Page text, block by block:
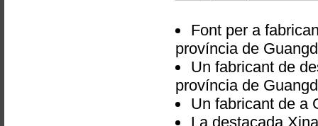
Font per a
província de
Un fabricant de
província de
Un fabricant de a
La destacada